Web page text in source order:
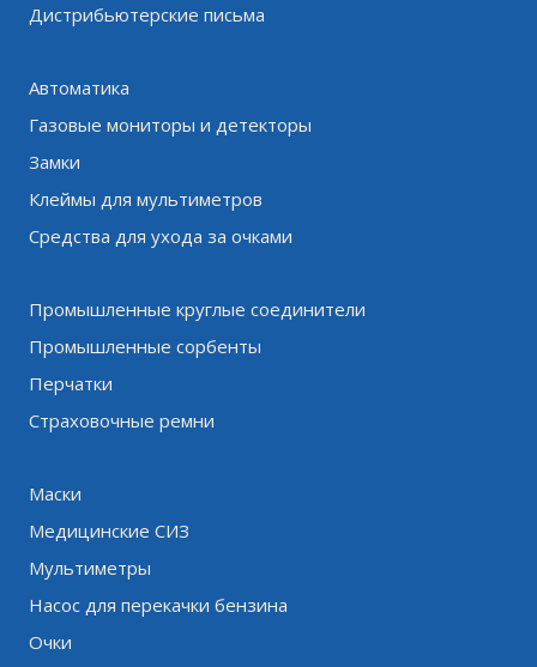
Дистрибьютерские письма
Автоматика
Газовые мониторы и детекторы
Замки
Клеймы для мультиметров
Средства для ухода за очками
Промышленные круглые соединители
Промышленные сорбенты
Перчатки
Страховочные ремни
Маски
Медицинские СИЗ
Мультиметры
Насос для перекачки бензина
Очки